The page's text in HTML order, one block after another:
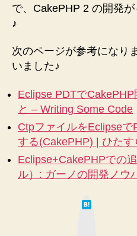
で、CakePHP 2 の開発
♪
次のページが参考になり
いました♪
Eclipse PDTで
と – Writing Some Code
CtpファイルをEclipse
する(CakePHP) | ひた
Eclipse+CakePHPでの
ル）: ガーノの開発ノウ